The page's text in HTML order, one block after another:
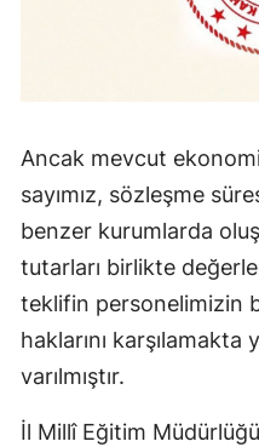
Ancak mevcut
sayımız, sözleşme
benzer kurumlarda
tutarları birlikte
teklifin personelimizin
haklarını karşılamakta
varılmıştır.
İl Millî Eğitim